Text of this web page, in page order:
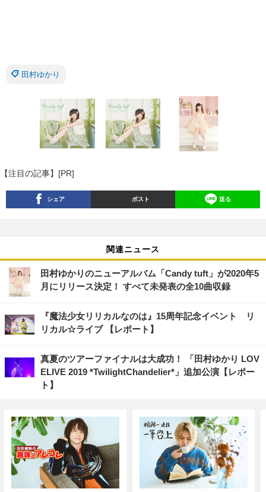
田村ゆかり
【注目の記事】[PR]
シェア ポスト 送る
関連ニュース
田村ゆかりのニューアルバム「Candy tuft」が2020年5
月にリリース決定！ すべて未発表の全10曲収録
『魔法少女リリカルなのは』15周年記念イベント リ
リカル☆ライブ 【レポート】
真夏のツアーファイナルは大成功！ 「田村ゆかり LOV
ELIVE 2019 *TwilightChandelier*」追加公演【レポー
ト】